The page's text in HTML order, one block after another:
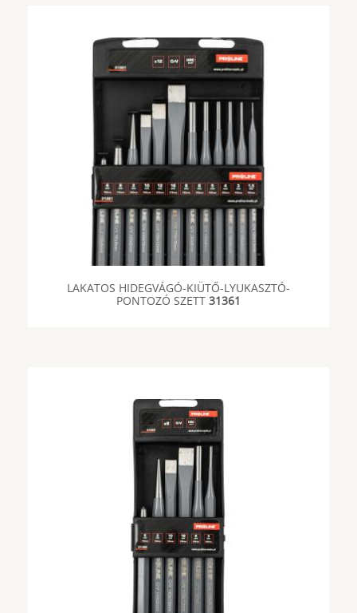
LAKATOS HIDEGVÁGÓ-KIÜTŐ-LYUKASZTÓ-
PONTOZÓ SZETT 31361